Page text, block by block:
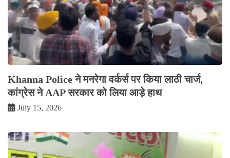
Khanna Police ने मनरेगा वर्कर्स पर किया लाठी चार्ज,
कांग्रेस ने AAP सरकार को लिया आड़े हाथ
July 15, 2026